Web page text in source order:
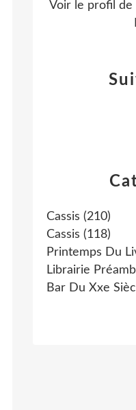
Cassis (210)
Cassis (118)
Printemps Du
Librairie
Bar Du Xxe
Voir le profil de